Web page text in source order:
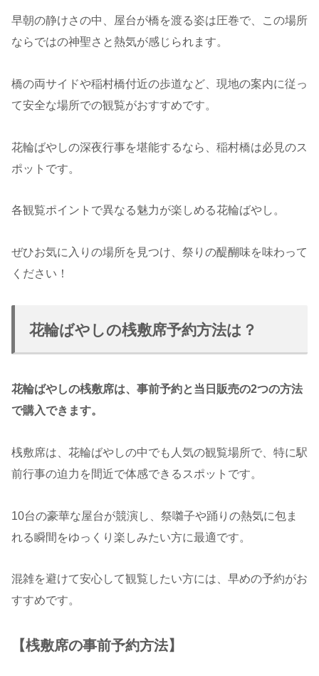
早朝の静けさの中、屋台が橋を渡る姿は圧巻で、この場所
ならではの神聖さと熱気が感じられます。
橋の両サイドや稲村橋付近の歩道など、現地の案内に従っ
て安全な場所での観覧がおすすめです。
花輪ばやしの深夜行事を堪能するなら、稲村橋は必見のス
ポットです。
各観覧ポイントで異なる魅力が楽しめる花輪ばやし。
ぜひお気に入りの場所を見つけ、祭りの醍醐味を味わって
ください！
花輪ばやしの桟敷席予約方法は？
花輪ばやしの桟敷席は、事前予約と当日販売の2つの方法
で購入できます。
桟敷席は、花輪ばやしの中でも人気の観覧場所で、特に駅
前行事の迫力を間近で体感できるスポットです。
10台の豪華な屋台が競演し、祭囃子や踊りの熱気に包ま
れる瞬間をゆっくり楽しみたい方に最適です。
混雑を避けて安心して観覧したい方には、早めの予約がお
すすめです。
【桟敷席の事前予約方法】